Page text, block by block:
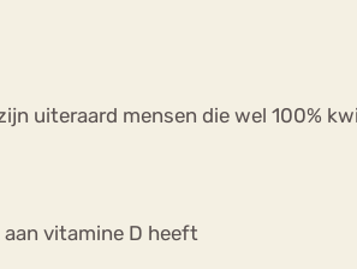
uiteraard mensen die wel 100%
vitamine D heeft